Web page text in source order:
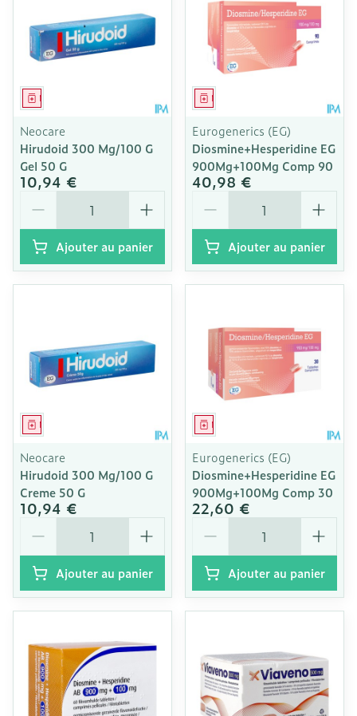
Médicament
Neocare
Hirudoid 300 Mg/100 G
Gel 50 G
10,94 €
Ajouter au panier
Médicament
Eurogenerics (EG)
Diosmine+Hesperidine EG
900Mg+100Mg Comp 90
40,98 €
Ajouter au panier
Médicament
Neocare
Hirudoid 300 Mg/100 G
Creme 50 G
10,94 €
Ajouter au panier
Médicament
Eurogenerics (EG)
Diosmine+Hesperidine EG
900Mg+100Mg Comp 30
22,60 €
Ajouter au panier